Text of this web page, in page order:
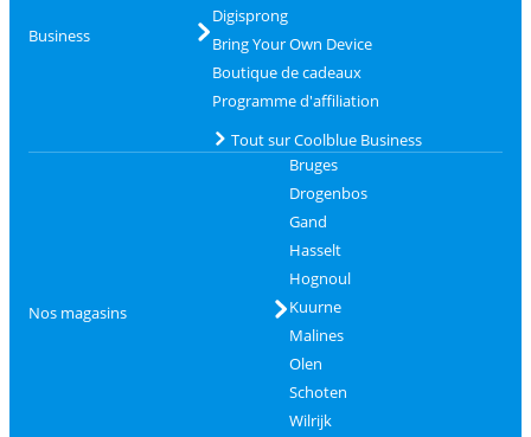
Business
Digisprong
Bring Your Own Device
Boutique de cadeaux
Programme d'affiliation
Tout sur Coolblue Business
Nos magasins
Bruges
Drogenbos
Gand
Hasselt
Hognoul
Kuurne
Malines
Olen
Schoten
Wilrijk